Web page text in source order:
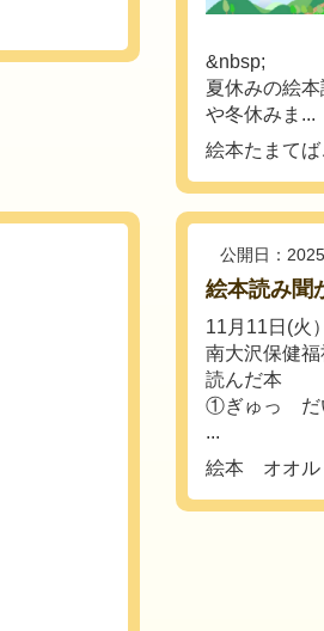
&nbsp;
夏休みの絵
や冬休みま...
絵本たまてば
公開日：
絵本読み
11月11日(火
南大沢保健
読んだ本
①ぎゅっ だ
...
絵本 オオル